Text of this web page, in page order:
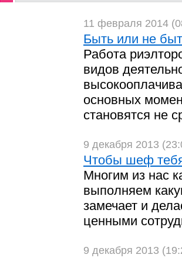
11 февраля 2014
Быть или не
Работа
видов
основных
становятся не
9 декабря 2013
Чтобы шеф
Многим из нас
выполняем
замечает и
ценными
9 декабря 2013